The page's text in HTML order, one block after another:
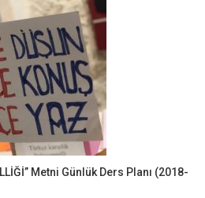
Metni Günlük Ders Planı (2018-